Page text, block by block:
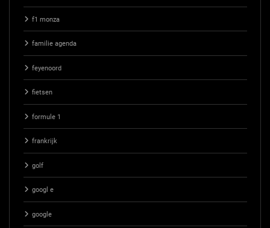
f1 monza
familie agenda
feyenoord
fietsen
formule 1
frankrijk
golf
googl e
google